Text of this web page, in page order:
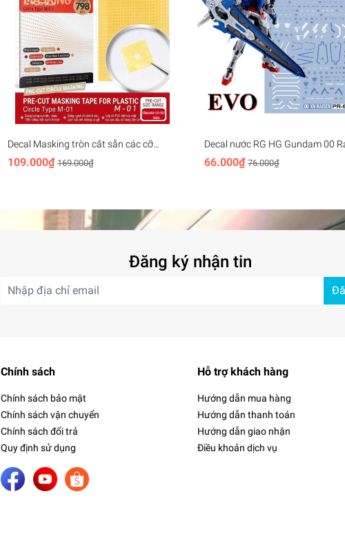
Decal Masking tròn cắt sẵn các cỡ
Hobby Mio Pre-cut Masking Paper
Round M01
109.000₫ 169.000₫
Decal nước RG HG Gundam 00
XN 7s Seven sword 00R 007S
sticker các loại
66.000₫ 76.000₫
Đăng ký nhận tin
Chính sách
Chính sách bảo mật
Chính sách vận chuyển
Chính sách đổi trả
Quy định sử dụng
Hỗ trợ khách hàng
Hướng dẫn mua hàng
Hướng dẫn thanh toán
Hướng dẫn giao nhận
Điều khoản dịch vụ